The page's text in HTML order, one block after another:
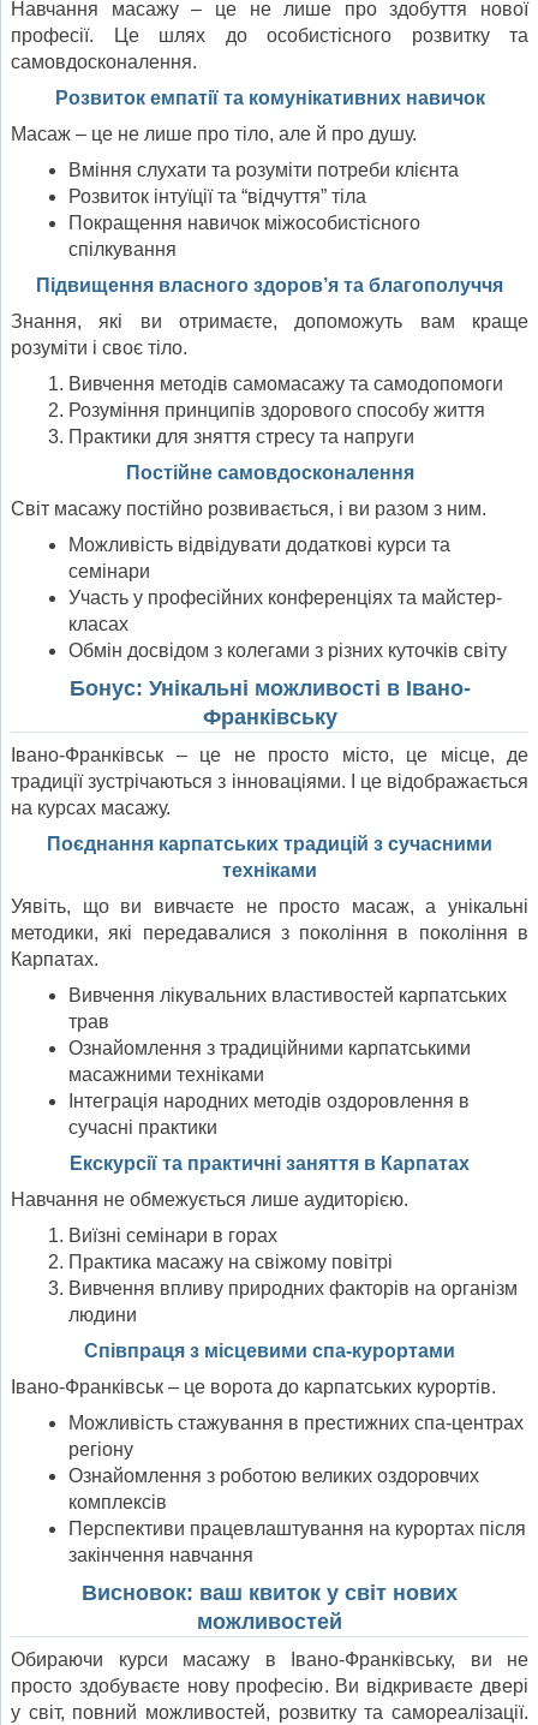
Навчання масажу – це не лише про здобуття нової
професії. Це шлях до особистісного розвитку та
самовдосконалення.
Розвиток емпатії та комунікативних навичок
Масаж – це не лише про тіло, але й про душу.
Вміння слухати та розуміти потреби клієнта
Розвиток інтуїції та “відчуття” тіла
Покращення навичок міжособистісного
спілкування
Підвищення власного здоров’я та благополуччя
Знання, які ви отримаєте, допоможуть вам краще
розуміти і своє тіло.
Вивчення методів самомасажу та самодопомоги
Розуміння принципів здорового способу життя
Практики для зняття стресу та напруги
Постійне самовдосконалення
Світ масажу постійно розвивається, і ви разом з ним.
Можливість відвідувати додаткові курси та
семінари
Участь у професійних конференціях та майстер-
класах
Обмін досвідом з колегами з різних куточків світу
Бонус: Унікальні можливості в Івано-
Франківську
Івано-Франківськ – це не просто місто, це місце, де
традиції зустрічаються з інноваціями. І це відображається
на курсах масажу.
Поєднання карпатських традицій з сучасними
техніками
Уявіть, що ви вивчаєте не просто масаж, а унікальні
методики, які передавалися з покоління в покоління в
Карпатах.
Вивчення лікувальних властивостей карпатських
трав
Ознайомлення з традиційними карпатськими
масажними техніками
Інтеграція народних методів оздоровлення в
сучасні практики
Екскурсії та практичні заняття в Карпатах
Навчання не обмежується лише аудиторією.
Виїзні семінари в горах
Практика масажу на свіжому повітрі
Вивчення впливу природних факторів на організм
людини
Співпраця з місцевими спа-курортами
Івано-Франківськ – це ворота до карпатських курортів.
Можливість стажування в престижних спа-центрах
регіону
Ознайомлення з роботою великих оздоровчих
комплексів
Перспективи працевлаштування на курортах після
закінчення навчання
Висновок: ваш квиток у світ нових
можливостей
Обираючи курси масажу в Івано-Франківську, ви не
просто здобуваєте нову професію. Ви відкриваєте двері
у світ, повний можливостей, розвитку та самореалізації.